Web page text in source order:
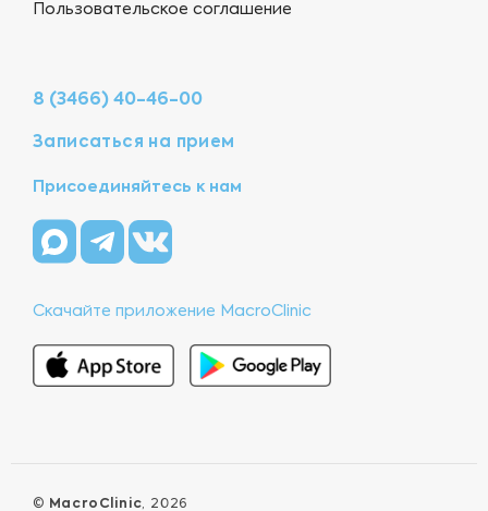
Пользовательское соглашение
8 (3466) 40-46-00
Записаться на прием
Присоединяйтесь к нам
Скачайте приложение MacroClinic
© MacroClinic, 2026